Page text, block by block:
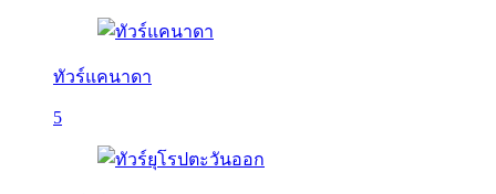
ทัวร์แคนาดา
5